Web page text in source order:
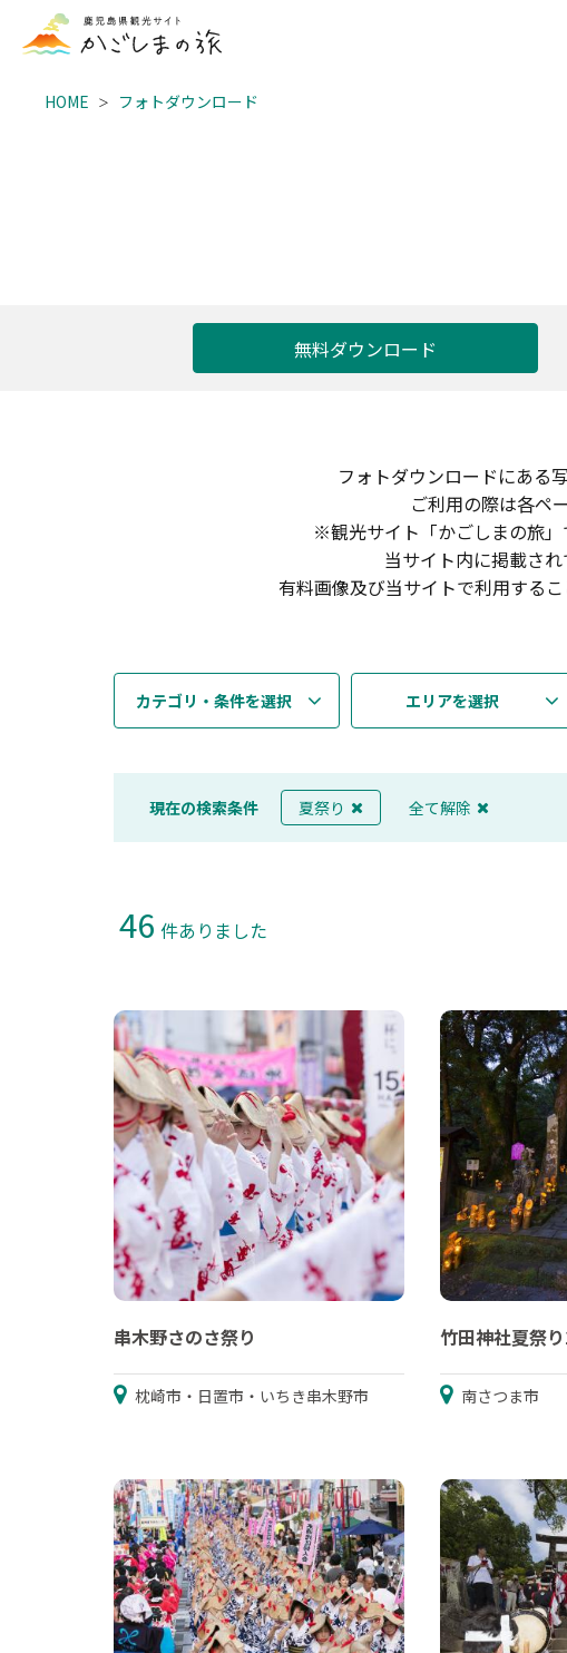
HOME フォトダウンロード
無料ダウンロード
フォトダウンロードにある
ご利用の際は各ペ
※観光サイト「かごしまの旅」
当サイト内に掲載さ
有料画像及び当サイトで利用する
カテゴリ・条件を選択 エリアを選択
現在の検索条件 夏祭り 全て解除
46 件ありました
串木野さのさ祭り
枕崎市・日置市・いちき串木野市
竹田神社夏祭
南さつま市